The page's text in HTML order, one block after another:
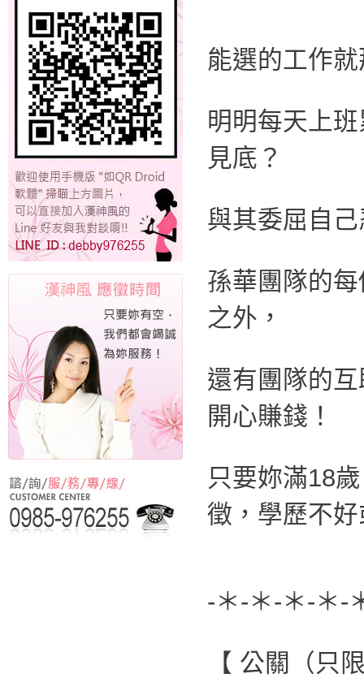
能選的工作
明明每天上
見底？
與其委屈自
孫華團隊的
之外，
還有團隊的
開心賺錢！
只要妳滿18
徵，學歷不
-＊-＊-＊-＊-
【 公關（只